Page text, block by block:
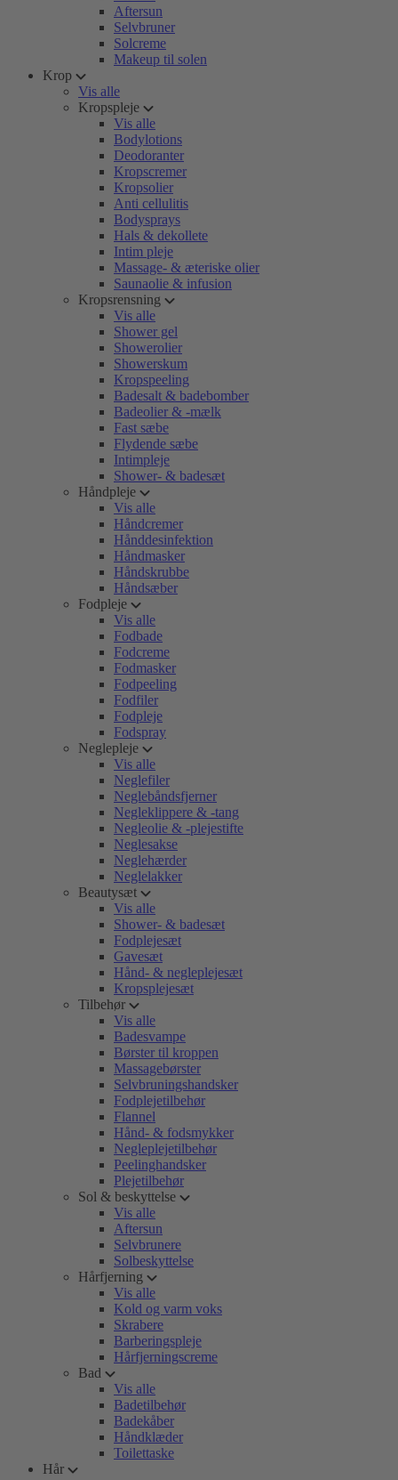
Aftersun
Selvbruner
Solcreme
Makeup til solen
Krop
Vis alle
Kropspleje
Vis alle
Bodylotions
Deodoranter
Kropscremer
Kropsolier
Anti cellulitis
Bodysprays
Hals & dekollete
Intim pleje
Massage- & æteriske olier
Saunaolie & infusion
Kropsrensning
Vis alle
Shower gel
Showerolier
Showerskum
Kropspeeling
Badesalt & badebomber
Badeolier & -mælk
Fast sæbe
Flydende sæbe
Intimpleje
Shower- & badesæt
Håndpleje
Vis alle
Håndcremer
Hånddesinfektion
Håndmasker
Håndskrubbe
Håndsæber
Fodpleje
Vis alle
Fodbade
Fodcreme
Fodmasker
Fodpeeling
Fodfiler
Fodpleje
Fodspray
Neglepleje
Vis alle
Neglefiler
Neglebåndsfjerner
Negleklippere & -tang
Negleolie & -plejestifte
Neglesakse
Neglehærder
Neglelakker
Beautysæt
Vis alle
Shower- & badesæt
Fodplejesæt
Gavesæt
Hånd- & negleplejesæt
Kropsplejesæt
Tilbehør
Vis alle
Badesvampe
Børster til kroppen
Massagebørster
Selvbruningshandsker
Fodplejetilbehør
Flannel
Hånd- & fodsmykker
Negleplejetilbehør
Peelinghandsker
Plejetilbehør
Sol & beskyttelse
Vis alle
Aftersun
Selvbrunere
Solbeskyttelse
Hårfjerning
Vis alle
Kold og varm voks
Skrabere
Barberingspleje
Hårfjerningscreme
Bad
Vis alle
Badetilbehør
Badekåber
Håndklæder
Toilettaske
Hår